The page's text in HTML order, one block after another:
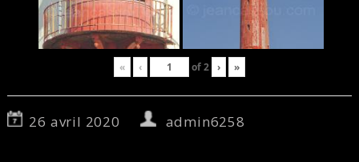
« ‹ of2 › »
26 avril 2020 admin6258